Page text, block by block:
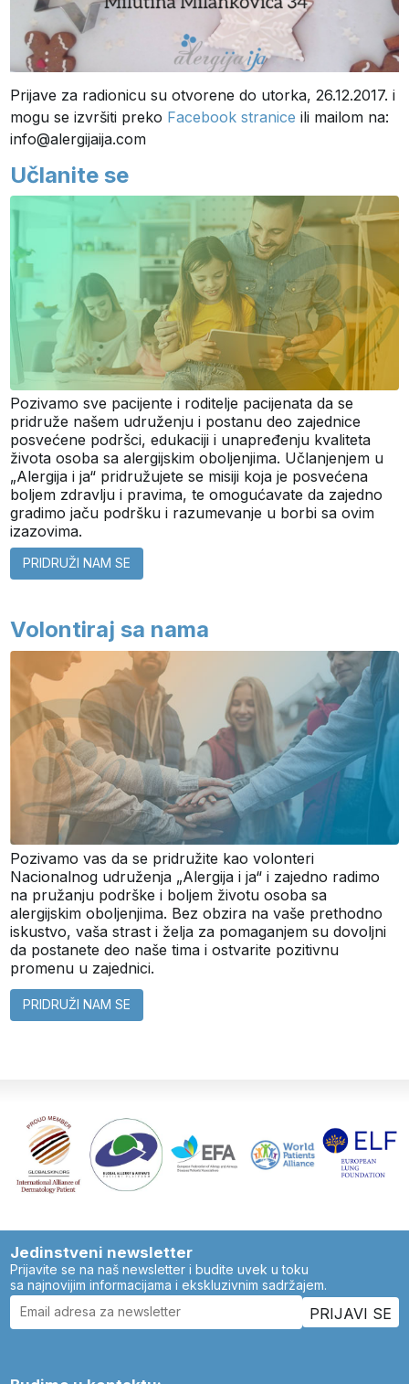
Prijave za radionicu su otvorene do utorka, 26.12.2017. i
mogu se izvršiti preko Facebook stranice ili mailom na:
info@alergijaija.com
Učlanite se
Pozivamo sve pacijente i roditelje pacijenata da se
pridruže našem udruženju i postanu deo zajednice
posvećene podršci, edukaciji i unapređenju kvaliteta
života osoba sa alergijskim oboljenjima. Učlanjenjem u
„Alergija i ja“ pridružujete se misiji koja je posvećena
boljem zdravlju i pravima, te omogućavate da zajedno
gradimo jaču podršku i razumevanje u borbi sa ovim
izazovima.
PRIDRUŽI NAM SE
Volontiraj sa nama
Pozivamo vas da se pridružite kao volonteri
Nacionalnog udruženja „Alergija i ja“ i zajedno radimo
na pružanju podrške i boljem životu osoba sa
alergijskim oboljenjima. Bez obzira na vaše prethodno
iskustvo, vaša strast i želja za pomaganjem su dovoljni
da postanete deo naše tima i ostvarite pozitivnu
promenu u zajednici.
PRIDRUŽI NAM SE
Jedinstveni newsletter
Prijavite se na naš newsletter i budite uvek u toku
sa najnovijim informacijama i ekskluzivnim sadržajem.